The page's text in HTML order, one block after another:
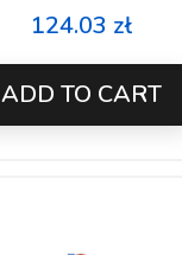
Price
124.03 zł
ADD TO CART